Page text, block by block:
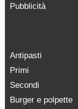
Pubblicità
Antipasti
Primi
Secondi
Burger e polpette